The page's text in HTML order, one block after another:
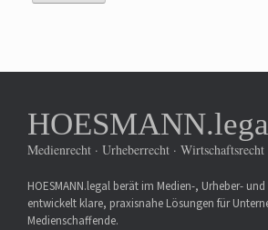
Medienrecht · Urheberrecht · Wirtschaftsrecht
HOESMANN.legal berät im Medien-, Urheber-
entwickelt klare, praxisnahe Lösungen für
Medienschaffende.